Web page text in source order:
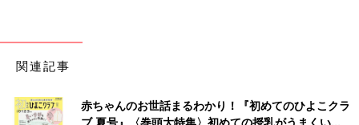
関連記事
赤ちゃんのお世話まるわかり！『初めてのひよこクラ